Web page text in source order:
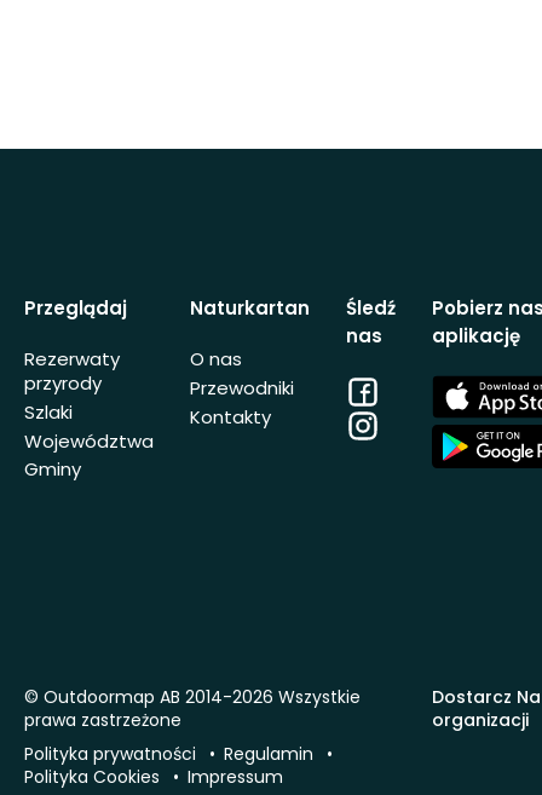
Przeglądaj
Rezerwaty
przyrody
Szlaki
Województwa
Gminy
Naturkartan
O nas
Przewodniki
Kontakty
Śledź
nas
Facebook
Instagram
Pobierz
aplikację
App
Store
App
Store
Dostarcz
organizacji
© Outdoormap AB 2014-2026 Wszystkie
prawa zastrzeżone
Polityka prywatności
Regulamin
Polityka Cookies
Impressum